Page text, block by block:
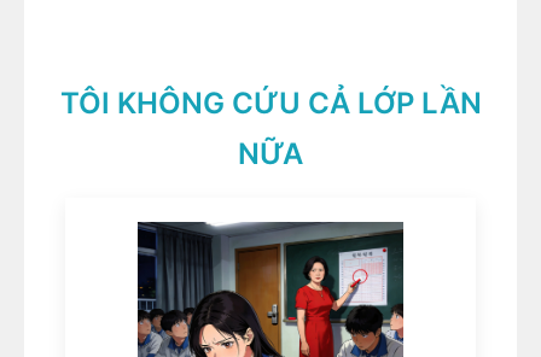
TÔI KHÔNG CỨU CẢ LỚP LẦN
NỮA